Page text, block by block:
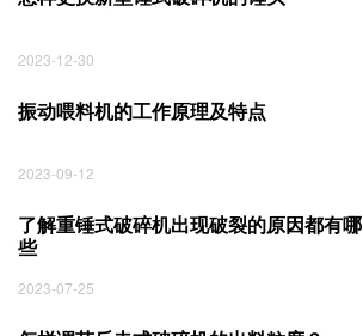
2023-12-30
振动喂料机的工作原理及特点
2023-09-12
了解重锤式破碎机出现破裂的原因都有哪
些
2023-07-25